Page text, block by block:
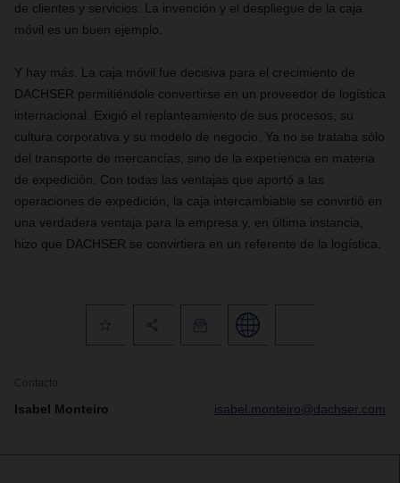
de clientes y servicios. La invención y el despliegue de la caja
móvil es un buen ejemplo.
Y hay más. La caja móvil fue decisiva para el crecimiento de
DACHSER permitiéndole convertirse en un proveedor de logística
internacional. Exigió el replanteamiento de sus procesos, su
cultura corporativa y su modelo de negocio. Ya no se trataba sólo
del transporte de mercancías, sino de la experiencia en materia
de expedición. Con todas las ventajas que aportó a las
operaciones de expedición, la caja intercambiable se convirtió en
una verdadera ventaja para la empresa y, en última instancia,
hizo que DACHSER se convirtiera en un referente de la logística.
Contacto
Isabel Monteiro isabel.monteiro@dachser.com